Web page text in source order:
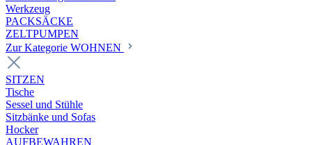
Werkzeug
PACKSÄCKE
ZELTPUMPEN
Zur Kategorie WOHNEN
SITZEN
Tische
Sessel und Stühle
Sitzbänke und Sofas
Hocker
AUFBEWAHREN